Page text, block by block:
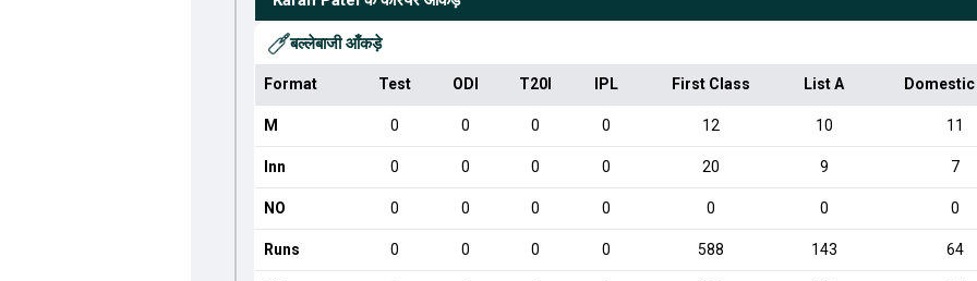
बल्लेबाजी आँकड़े
Format Test ODI T20I IPL First Class List A
M 0 0 0 0 12 10 11
Inn 0 0 0 0 20 9 7
NO 0 0 0 0 0 0 0
Runs 0 0 0 0 588 143 64